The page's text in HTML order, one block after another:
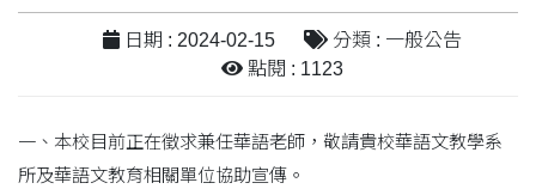
日期 : 2024-02-15
分類 : 一般公告
點閱 : 1123
一、本校目前正在徵求兼任華語老師，敬請貴校華語文教學系
所及華語文教育相關單位協助宣傳。